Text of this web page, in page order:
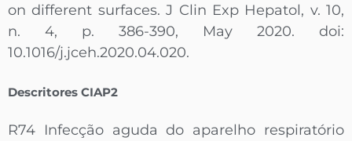
on different surfaces. J Clin Exp Hepatol, v. 10,
n. 4, p. 386-390, May 2020. doi:
10.1016/j.jceh.2020.04.020.
Descritores CIAP2
R74 Infecção aguda do aparelho respiratório